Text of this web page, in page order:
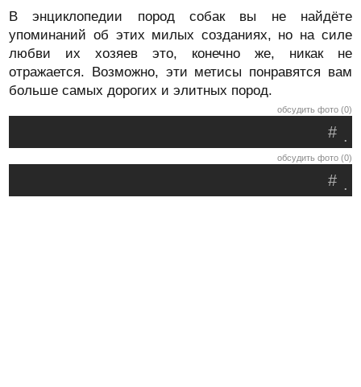
В энциклопедии пород собак вы не найдёте
упоминаний об этих милых созданиях, но на силе
любви их хозяев это, конечно же, никак не
отражается. Возможно, эти метисы понравятся вам
больше самых дорогих и элитных пород.
обсудить фото (0)
.
#
обсудить фото (0)
.
#